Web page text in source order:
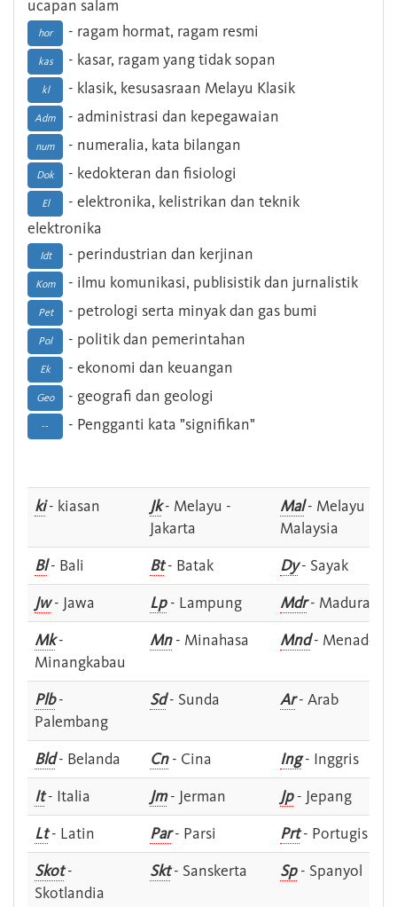
ucapan salam
hor - ragam hormat, ragam resmi
kas - kasar, ragam yang tidak sopan
kl - klasik, kesusasraan Melayu Klasik
Adm - administrasi dan kepegawaian
num - numeralia, kata bilangan
Dok - kedokteran dan fisiologi
El
- elektronika, kelistrikan dan teknik
elektronika
Idt - perindustrian dan kerjinan
Kom - ilmu komunikasi, publisistik dan jurnalistik
Pet - petrologi serta minyak dan gas bumi
Pol - politik dan pemerintahan
Ek - ekonomi dan keuangan
Geo - geografi dan geologi
-- - Pengganti kata "signifikan"
ki- kiasan Jk- Melayu -
Jakarta
Mal- Melayu -
Malaysia
Bl- Bali Bt- Batak Dy- Sayak
Jw- Jawa Lp- Lampung Mdr- Madura
Mk-
Minangkabau
Mn- Minahasa Mnd- Menado
Plb-
Palembang
Sd- Sunda Ar- Arab
Bld- Belanda Cn- Cina Ing- Inggris
It- Italia Jm- Jerman Jp- Jepang
Lt- Latin Par- Parsi Prt- Portugis
Skot-
Skotlandia
Skt- Sanskerta Sp- Spanyol